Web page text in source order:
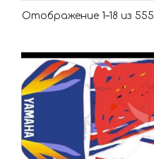
Отображение 1–18 из 555
Этот
товар
имеет
несколько
вариаций.
Опции